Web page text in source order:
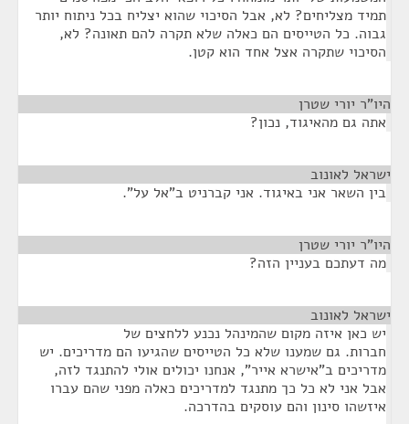
תמיד מצליחים? לא, אבל הסיכוי שהוא יצליח בכל ניתוח יותר
גבוה. כל הטייסים הם כאלה שלא תקרה להם תאונה? לא,
הסיכוי שתקרה אצל אחד הוא קטן.
היו"ר יורי שטרן
אתה גם מהאיגוד, נכון?
ישראל לאונוב
בין השאר אני באיגוד. אני קברניט ב"אל על".
היו"ר יורי שטרן
מה דעתכם בעניין הזה?
ישראל לאונוב
יש כאן איזה מקום שהמינהל נכנע ללחצים של
חברות. גם שמענו שלא כל הטייסים שהגיעו הם מדריכים. יש
מדריכים ב"אישרא אייר", אנחנו יכולים אולי להתנגד לזה,
אבל אני לא כל כך מתנגד למדריכים כאלה מפני שהם עברו
איזשהו סינון והם עוסקים בהדרכה.